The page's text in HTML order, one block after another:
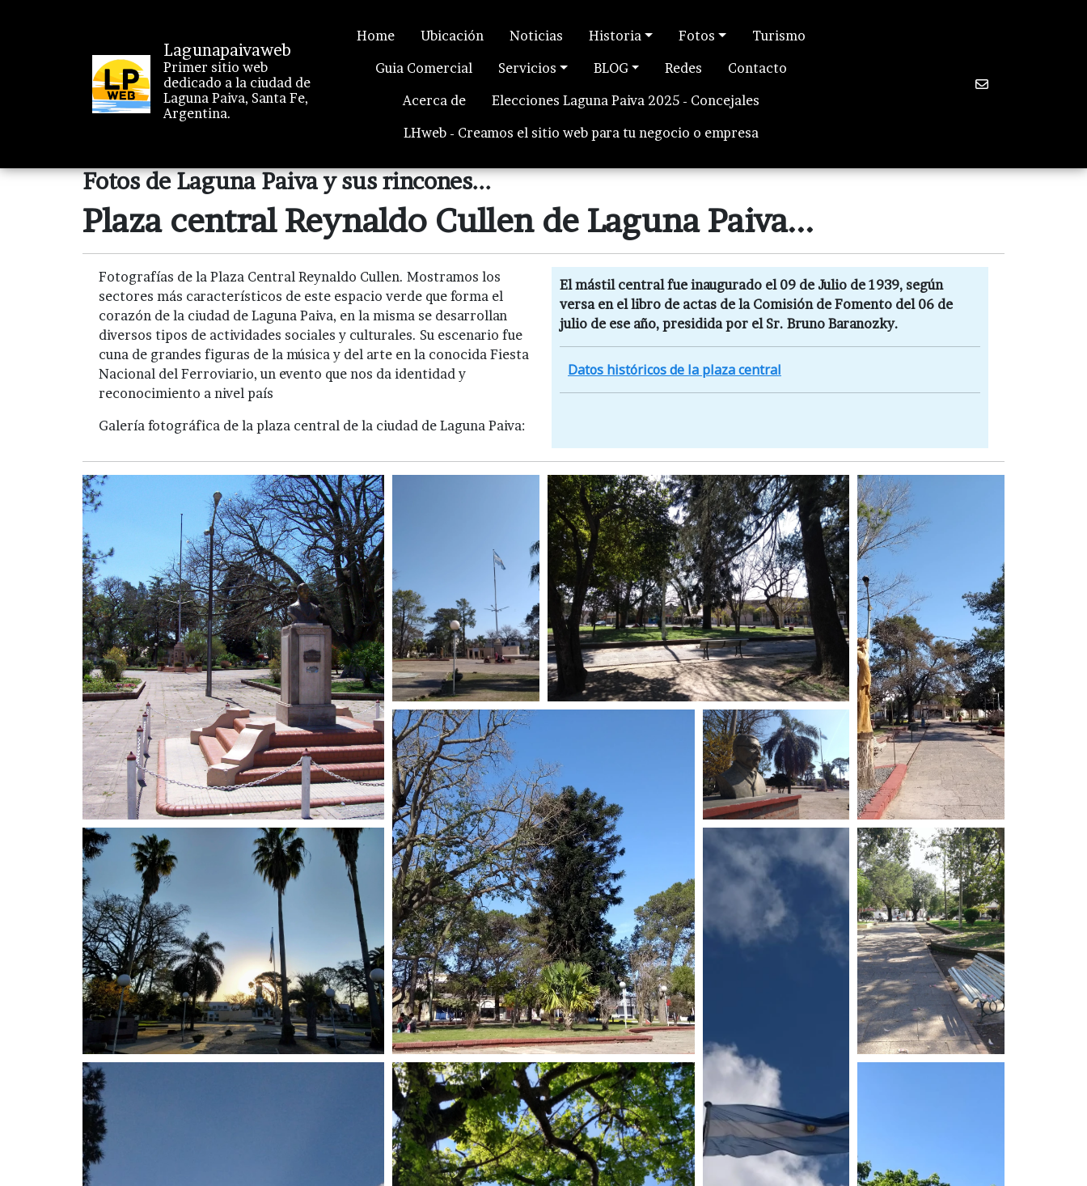
Lagunapaivaweb
Primer sitio web
dedicado a la ciudad de
Laguna Paiva, Santa Fe,
Argentina.
Home Ubicación Noticias Historia Fotos
Turismo
Guia Comercial
Servicios BLOG Redes
Contacto
Acerca de
Elecciones Laguna Paiva 2025 - Concejales
LHweb - Creamos el sitio web para tu negocio o empresa
Fotos de Laguna Paiva y sus rincones...
Plaza central Reynaldo Cullen de Laguna Paiva...
Fotografías de la Plaza Central Reynaldo Cullen. Mostramos los
sectores más característicos de este espacio verde que forma el
corazón de la ciudad de Laguna Paiva, en la misma se desarrollan
diversos tipos de actividades sociales y culturales. Su escenario fue
cuna de grandes figuras de la música y del arte en la conocida Fiesta
Nacional del Ferroviario, un evento que nos da identidad y
reconocimiento a nivel país
Galería fotográfica de la plaza central de la ciudad de Laguna Paiva:
El mástil central fue inaugurado el 09 de Julio de 1939, según
versa en el libro de actas de la Comisión de Fomento del 06 de
julio de ese año, presidida por el Sr. Bruno Baranozky.
Datos históricos de la plaza central